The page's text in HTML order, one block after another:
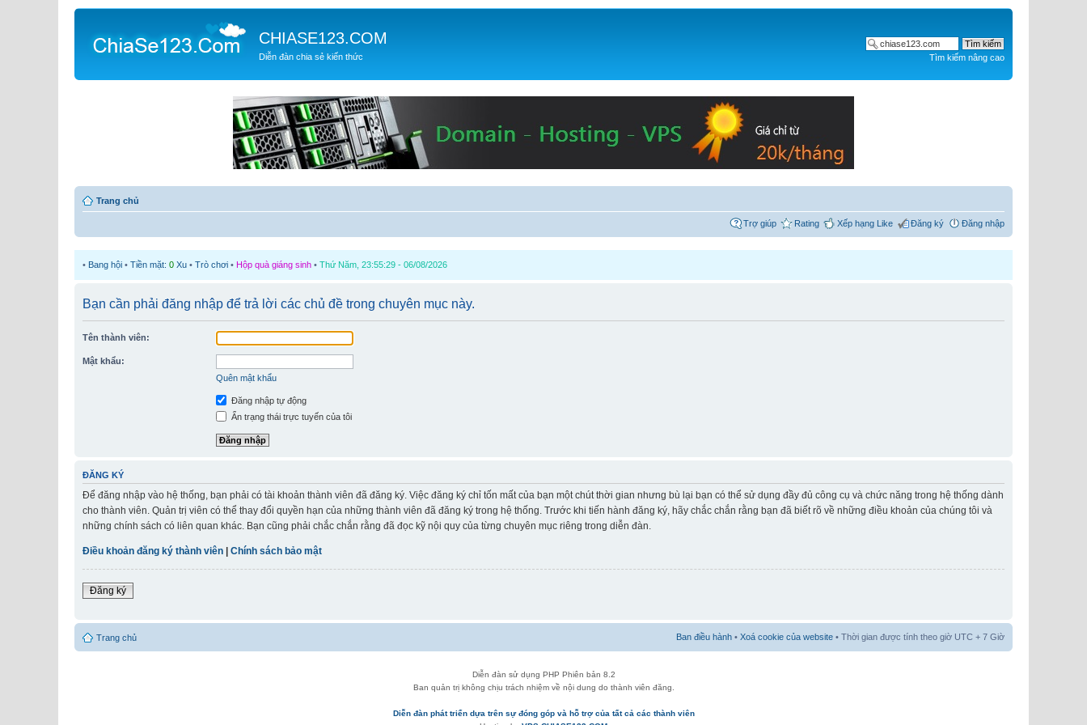
CHIASE123.COM
Diễn đàn chia sẻ kiến thức Tìm kiếm nâng cao
Trang chủ
Trợ giúp Rating Xếp hạng Like Đăng ký Đăng nhập
• Bang hội • Tiền mặt: 0 Xu • Trò chơi • Hộp quà giáng sinh • Thứ Năm, 23:55:29 - 06/08/2026
Bạn cần phải đăng nhập để trả lời các chủ đề trong chuyên mục này.
Tên thành viên:
Mật khẩu:
Quên mật khẩu
Đăng nhập tự động
Ẩn trạng thái trực tuyến của tôi
ĐĂNG KÝ
Để đăng nhập vào hệ thống, bạn phải có tài khoản thành viên đã đăng ký. Việc đăng ký chỉ tốn mất của bạn một chút thời gian nhưng bù lại bạn có thể sử dụng đầy đủ công cụ và chức năng trong hệ thống dành
cho thành viên. Quản trị viên có thể thay đổi quyền hạn của những thành viên đã đăng ký trong hệ thống. Trước khi tiến hành đăng ký, hãy chắc chắn rằng bạn đã biết rõ về những điều khoản của chúng tôi và
những chính sách có liên quan khác. Bạn cũng phải chắc chắn rằng đã đọc kỹ nội quy của từng chuyên mục riêng trong diễn đàn.
Điều khoản đăng ký thành viên Chính sách bảo mật
Đăng ký
Trang chủ Ban điều hành • Xoá cookie của website • Thời gian được tính theo giờ UTC + 7 Giờ
Diễn đàn sử dụng PHP Phiên bản 8.2
Ban quản trị không chịu trách nhiệm về nội dung do thành viên đăng.
Diễn đàn phát triển dựa trên sự đóng góp và hỗ trợ của tất cả các thành viên